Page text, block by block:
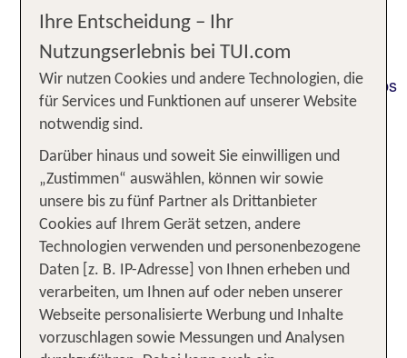
kulturellen Sinne zu Skandinavien gezählt. Aber
eines haben all diese Länder gemeinsam: Sie
bieten dir ein kontrastreiches Erlebnisprogramm!
Die endlose und unberührte Natur lädt zu Roadtrips
und Camping ein. Metropole wie Stockholm,
Helsinki, Kopenhagen oder Oslo faszinieren mit
nordischem Charme und einer spannenden
Kombination aus Architektur und Kultur.
Skandinaviens ländliche Regionen bieten sich
besonders für Naturliebhaber, Aktivurlauber und
Ruhesuchende an. Ob Norwegens Fjorde, die
endlosen Nordseestrände in Dänemark, Finnlands
Seenplatte oder die weiten Wälder Schwedens –
hier findet jeder seinen persönlichen Rückzugsort.
Besonders auch für Familien garantiert
Ihre Entscheidung – Ihr
Nutzungserlebnis bei TUI.com
Wir nutzen Cookies und andere Technologien, die
für Services und Funktionen auf unserer Website
notwendig sind.
Darüber hinaus und soweit Sie einwilligen und
„Zustimmen“ auswählen, können wir sowie
unsere bis zu fünf Partner als Drittanbieter
Cookies auf Ihrem Gerät setzen, andere
Technologien verwenden und personenbezogene
Daten [z. B. IP-Adresse] von Ihnen erheben und
verarbeiten, um Ihnen auf oder neben unserer
Webseite personalisierte Werbung und Inhalte
vorzuschlagen sowie Messungen und Analysen